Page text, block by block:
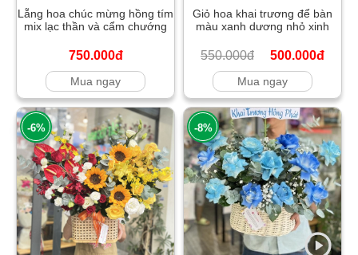
Lẵng hoa chúc mừng hồng tím
mix lạc thần và cẩm chướng
750.000đ
Mua ngay
Giỏ hoa khai trương để bàn
màu xanh dương nhỏ xinh
550.000đ 500.000đ
Mua ngay
-6% -8%